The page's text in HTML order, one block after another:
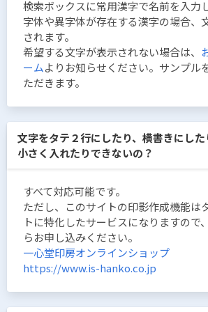
検索ボックスに常用漢字で名前を入力
字体や異字体が存在する漢字の場合、
されます。
希望する文字が表示されない場合は、
ームよりお知らせください。サンプル
ただきます。
文字をタテ２行にしたり、横書きにし
小さく入れたりできないの？
すべて対応可能です。
ただし、このサイトの印影作成機能は
トに特化したサービスになりますので
らお申し込みください。
一心堂印房オンラインショップ
https://www.is-hanko.co.jp